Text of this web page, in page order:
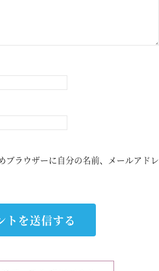
ブラウザーに自分の名前、メールアドレ